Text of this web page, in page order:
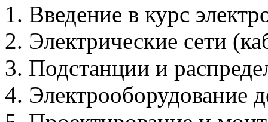
Введение в курс
Электрические сети
Подстанции и